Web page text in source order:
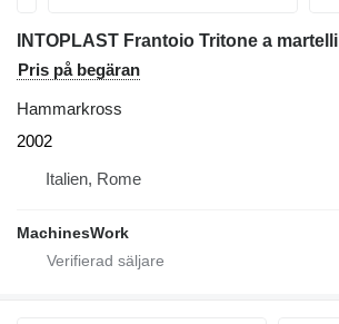
INTOPLAST Frantoio Tritone a martelli
Pris på begäran
Hammarkross
2002
Italien, Rome
MachinesWork